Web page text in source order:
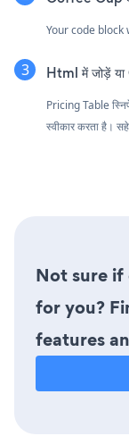
Your code
Html में जोड़ें
Pricing Table
स्वीकार करता है।
Not sure if
for you?
features